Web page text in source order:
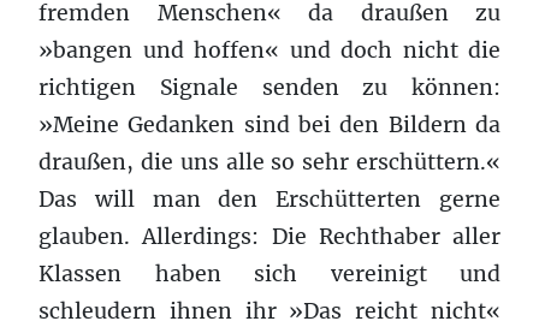
fremden Menschen« da draußen zu
»bangen und hoffen« und doch nicht die
richtigen Signale senden zu können:
»Meine Gedanken sind bei den Bildern da
draußen, die uns alle so sehr erschüttern.«
Das will man den Erschütterten gerne
glauben. Allerdings: Die Rechthaber aller
Klassen haben sich vereinigt und
schleudern ihnen ihr »Das reicht nicht«